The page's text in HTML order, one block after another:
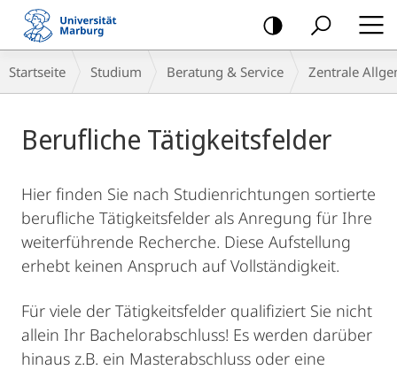
Mobile-
Navigation
Hauptinhalt
Breadcrumb-
Navigation
Startseite Studium Beratung & Service Zentrale
Berufliche Tätigkeitsfelder
Hier finden Sie nach Studienrichtungen sortierte
berufliche Tätigkeitsfelder als Anregung für Ihre
weiterführende Recherche. Diese Aufstellung
erhebt keinen Anspruch auf Vollständigkeit.
Für viele der Tätigkeitsfelder qualifiziert Sie nicht
allein Ihr Bachelorabschluss! Es werden darüber
hinaus z.B. ein Masterabschluss oder eine